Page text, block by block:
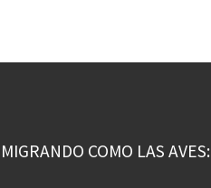
MIGRANDO COMO LAS AVES: